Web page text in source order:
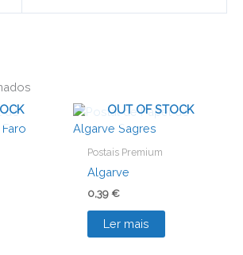
OUT OF STOCK
Postais Premium
Algarve
0,39 €
Ler mais